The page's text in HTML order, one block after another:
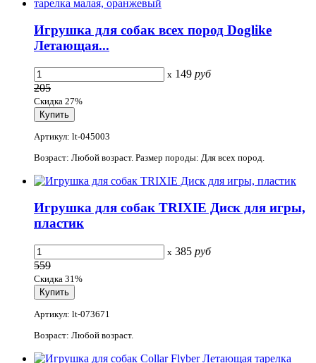
Игрушка для собак всех пород Doglike
Летающая...
x 149 руб
205
Скидка 27%
Артикул: lt-045003
Возраст: Любой возраст. Размер породы: Для всех пород.
Игрушка для собак TRIXIE Диск для игры,
пластик
x 385 руб
559
Скидка 31%
Артикул: lt-073671
Возраст: Любой возраст.